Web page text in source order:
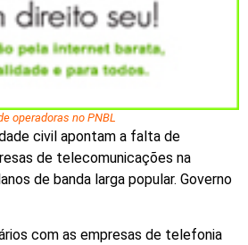
operadoras no PNBL
civil apontam a falta de
de telecomunicações na
de banda larga popular. Governo
com as empresas de telefonia